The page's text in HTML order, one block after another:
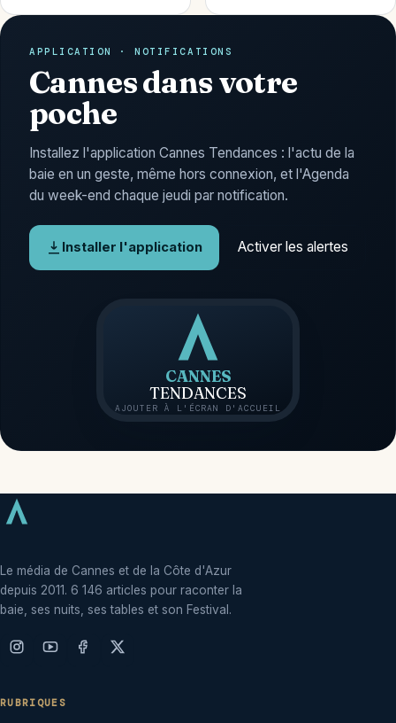
APPLICATION · NOTIFICATIONS
Cannes dans votre
poche
Installez l'application Cannes Tendances : l'actu de la
baie en un geste, même hors connexion, et l'Agenda
du week-end chaque jeudi par notification.
Installer l'application Activer les alertes
CANNES
TENDANCES
AJOUTER À L'ÉCRAN D'ACCUEIL
Le média de Cannes et de la Côte d'Azur
depuis 2011. 6 146 articles pour raconter la
baie, ses nuits, ses tables et son Festival.
RUBRIQUES